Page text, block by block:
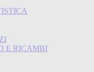
E RICAMBI